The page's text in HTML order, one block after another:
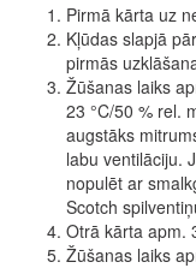
Pirmā kārta uz
Kļūdas slapjā
pirmās
Žūšanas laiks
23 °C/50 % rel.
augstāks
labu ventilāciju.
nopulēt ar
Scotch
Otrā kārta apm.
Žūšanas laiks